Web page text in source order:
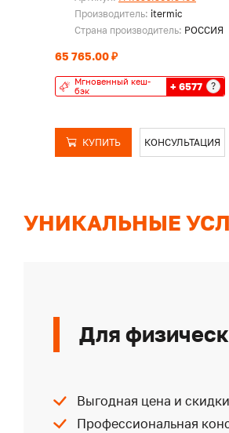
Производитель: itermic
Страна производитель: РОССИЯ
65 765.00 ₽
Мгновенный кеш-
бэк
+ 6577 ?
КУПИТЬ КОНСУЛЬТАЦИЯ
УНИКАЛЬНЫЕ
Для
Выгодная цена и скидки
Профессиональная